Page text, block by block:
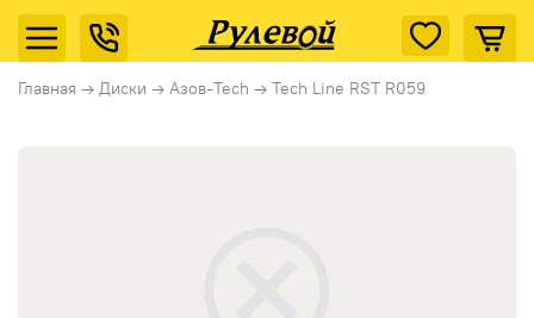
Главная → Диски → Азов-Tech → Tech Line RST R059